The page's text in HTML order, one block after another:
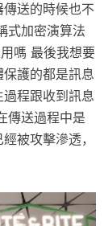
送的時候也不
式加密演算法
嗎 最後我想要
護的都是訊息
程跟收到訊息
傳送過程中是
被攻擊滲透，